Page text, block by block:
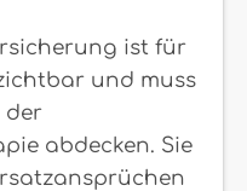
ist für
und muss
der
abdecken. Sie